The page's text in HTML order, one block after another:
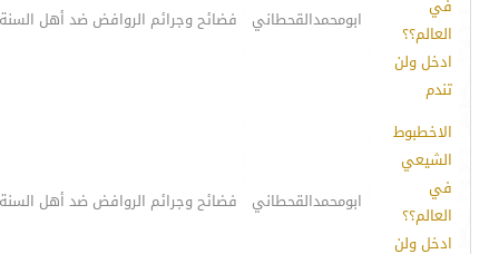
في
العالم؟؟
ادخل ولن
تندم
ابومحمدالقحطاني فضائح وجرائم الروافض ضد أهل السنة
الاخطبوط
الشيعي
في
العالم؟؟
ادخل ولن
ابومحمدالقحطاني فضائح وجرائم الروافض ضد أهل السنة